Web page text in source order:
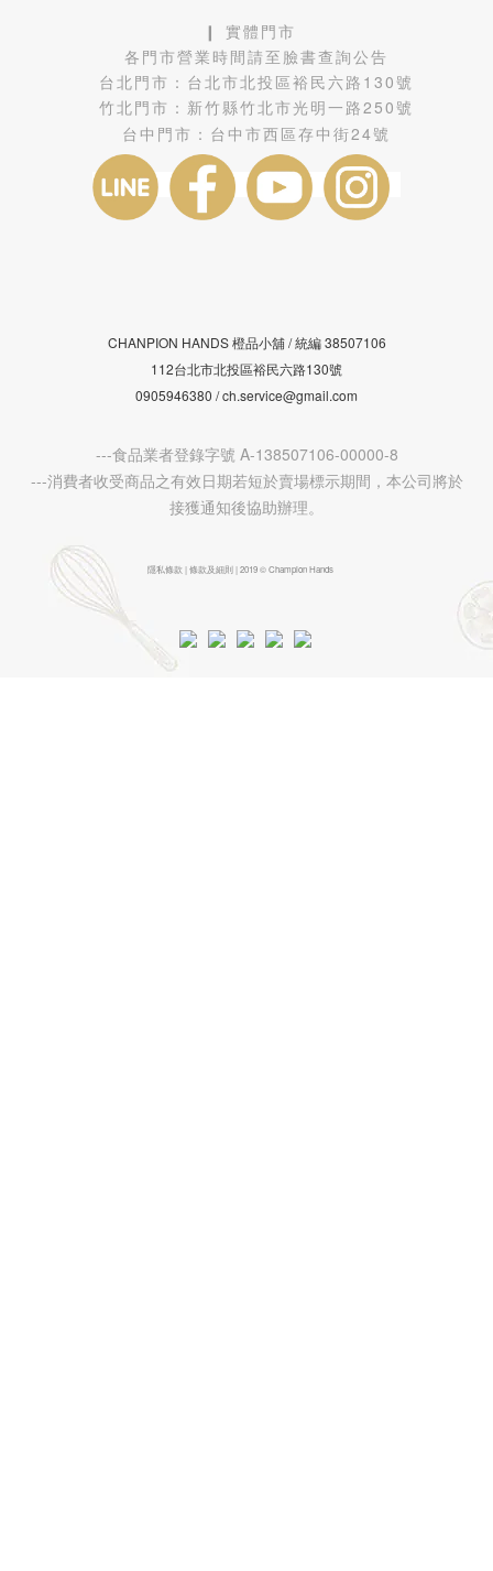
❙ 實體門市
各門市營業時間請至臉書查詢公告
台北門市： 台北市北投區裕民六路130號
竹北門市： 新竹縣竹北市光明一路250號
台中門市： 台中市西區存中街24號
CHANPION HANDS 橙品小舖 /統編38507106
112台北市北投區裕民六路130號
0905946380 / ch.service@gmail.com
---食品業者登錄字號 A-138507106-00000-8
---消費者收受商品之有效日期若短於賣場標示期間，本公司將於
接獲通知後協助辦理。
隱私條款 | 條款及細則 | 2019 © Champion Hands